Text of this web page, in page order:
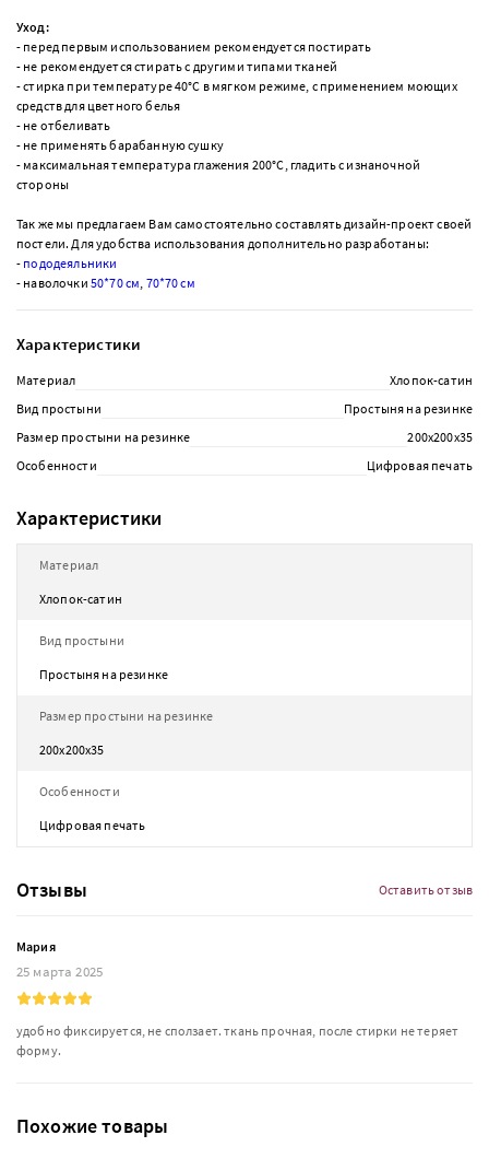
Уход:
- перед первым использованием рекомендуется постирать
- не рекомендуется стирать с другими типами тканей
- стирка при температуре 40°С в мягком режиме, с применением моющих
средств для цветного белья
- не отбеливать
- не применять барабанную сушку
- максимальная температура глажения 200°С, гладить с изнаночной
стороны
Так же мы предлагаем Вам самостоятельно составлять дизайн-проект своей
постели. Для удобства использования дополнительно разработаны:
- пододеяльники
- наволочки 50*70 см, 70*70 см
Характеристики
Материал
Хлопок-сатин
Вид простыни
Простыня на резинке
Размер простыни на резинке
200х200х35
Особенности
Цифровая печать
Характеристики
Материал
Хлопок-сатин
Вид простыни
Простыня на резинке
Размер простыни на резинке
200х200х35
Особенности
Цифровая печать
Отзывы Оставить отзыв
Мария
25 марта 2025
удобно фиксируется, не сползает. ткань прочная, после стирки не теряет
форму.
Похожие товары